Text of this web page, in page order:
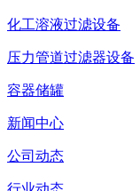
化工溶液过滤设备
压力管道过滤器设备
容器储罐
新闻中心
公司动态